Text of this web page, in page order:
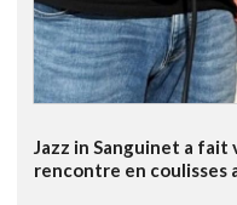
Jazz in Sanguinet a fait
rencontre en coulisses